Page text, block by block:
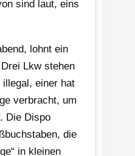
sind laut, eins
lohnt ein
Lkw stehen
einer hat
verbracht, um
Die Dispo
die
in kleinen